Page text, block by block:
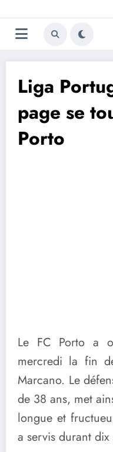
au
contenu
Liga
page se
Porto
Le FC Porto a
mercredi la fin
Marcano. Le
de 38 ans, met
longue et
a servis durant dix